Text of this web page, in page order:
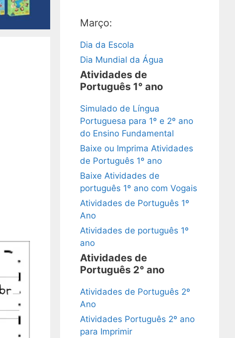
Março:
Dia da Escola
Dia Mundial da Água
Atividades de
Português 1° ano
Simulado de Língua
Portuguesa para 1º e 2º ano
do Ensino Fundamental
Baixe ou Imprima Atividades
de Português 1º ano
Baixe Atividades de
português 1º ano com Vogais
Atividades de Português 1º
Ano
Atividades de português 1º
ano
Atividades de
Português 2° ano
Atividades de Português 2º
Ano
Atividades Português 2º ano
para Imprimir